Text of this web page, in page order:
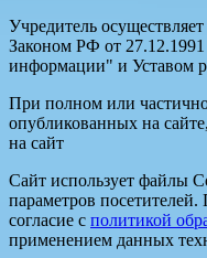
Учредитель
Законом РФ от
информации" и Уставом
При полном или
опубликованных на
на сайт
Сайт использует файлы
параметров
согласие с политикой
применением данных